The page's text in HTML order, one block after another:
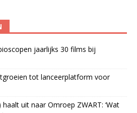
jaarlijks 30 films bij
tot lanceerplatform voor
uit naar Omroep ZWART: ‘Wat